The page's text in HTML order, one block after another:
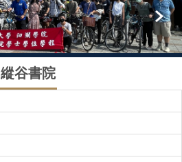
縱谷書院